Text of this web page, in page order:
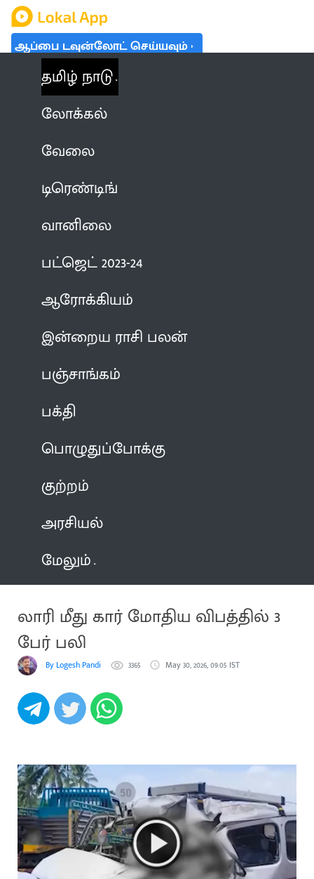
ஆப்பை டவுன்லோட் செய்யவும்
தமிழ் நாடு
லோக்கல்
வேலை
டிரெண்டிங்
வானிலை
பட்ஜெட் 2023-24
ஆரோக்கியம்
இன்றைய ராசி பலன்
பஞ்சாங்கம்
பக்தி
பொழுதுப்போக்கு
குற்றம்
அரசியல்
மேலும்
லாரி மீது கார் மோதிய விபத்தில் 3
பேர் பலி
By Logesh Pandi 3365 May 30, 2026, 09:05 IST